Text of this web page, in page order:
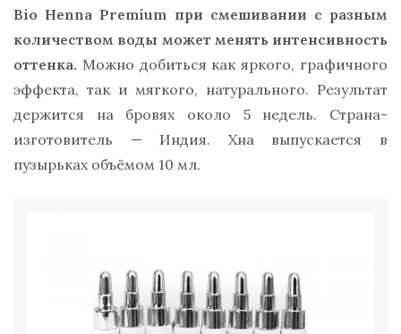
Bio Henna Premium при смешивании с разным
количеством воды может менять интенсивность
оттенка. Можно добиться как яркого, графичного
эффекта, так и мягкого, натурального. Результат
держится на бровях около 5 недель. Страна-
изготовитель — Индия. Хна выпускается в
пузырьках объёмом 10 мл.